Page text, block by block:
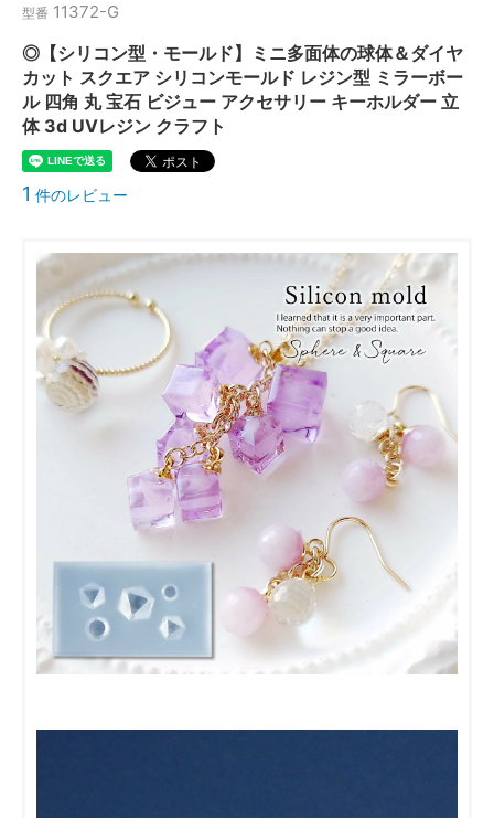
型番 11372-G
◎【シリコン型・モールド】ミニ多面体の球体＆ダイヤ
カット スクエア シリコンモールド レジン型 ミラーボー
ル 四角 丸 宝石 ビジュー アクセサリー キーホルダー 立
体 3d UVレジン クラフト
1 件のレビュー